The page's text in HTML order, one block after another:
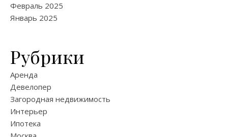
Февраль 2025
Январь 2025
Рубрики
Аренда
Девелопер
Загородная недвижимость
Интерьер
Ипотека